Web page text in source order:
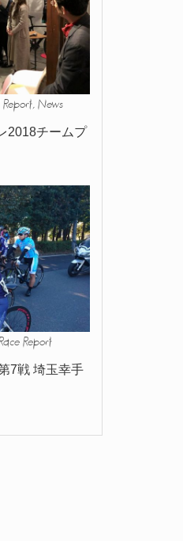
Report, News
2018チームプ
Report
7戦 埼玉幸手